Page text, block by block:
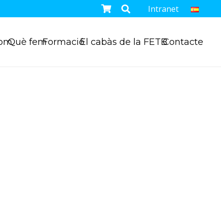
Intranet
Què femFormacióEl cabàs de la FETBContacte